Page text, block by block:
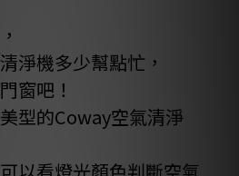
淨機多少幫點忙，
窗吧！
型的Coway空氣清淨